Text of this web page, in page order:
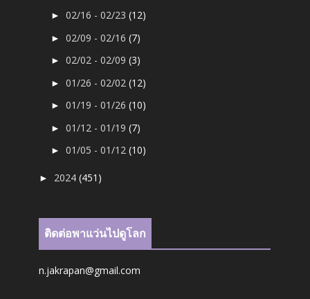
►02/16 - 02/23(12)
►02/09 - 02/16(7)
►02/02 - 02/09(3)
►01/26 - 02/02(12)
►01/19 - 01/26(10)
►01/12 - 01/19(7)
►01/05 - 01/12(10)
► 2024(451)
ติดต่อพาแว่นไปดูโลก
n.jakrapan@gmail.com